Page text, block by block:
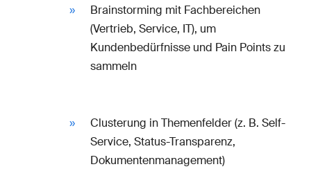
Brainstorming mit Fachbereichen
(Vertrieb, Service, IT), um
Kundenbedürfnisse und Pain Points zu
sammeln
Clusterung in Themenfelder (z. B. Self-
Service, Status-Transparenz,
Dokumentenmanagement)